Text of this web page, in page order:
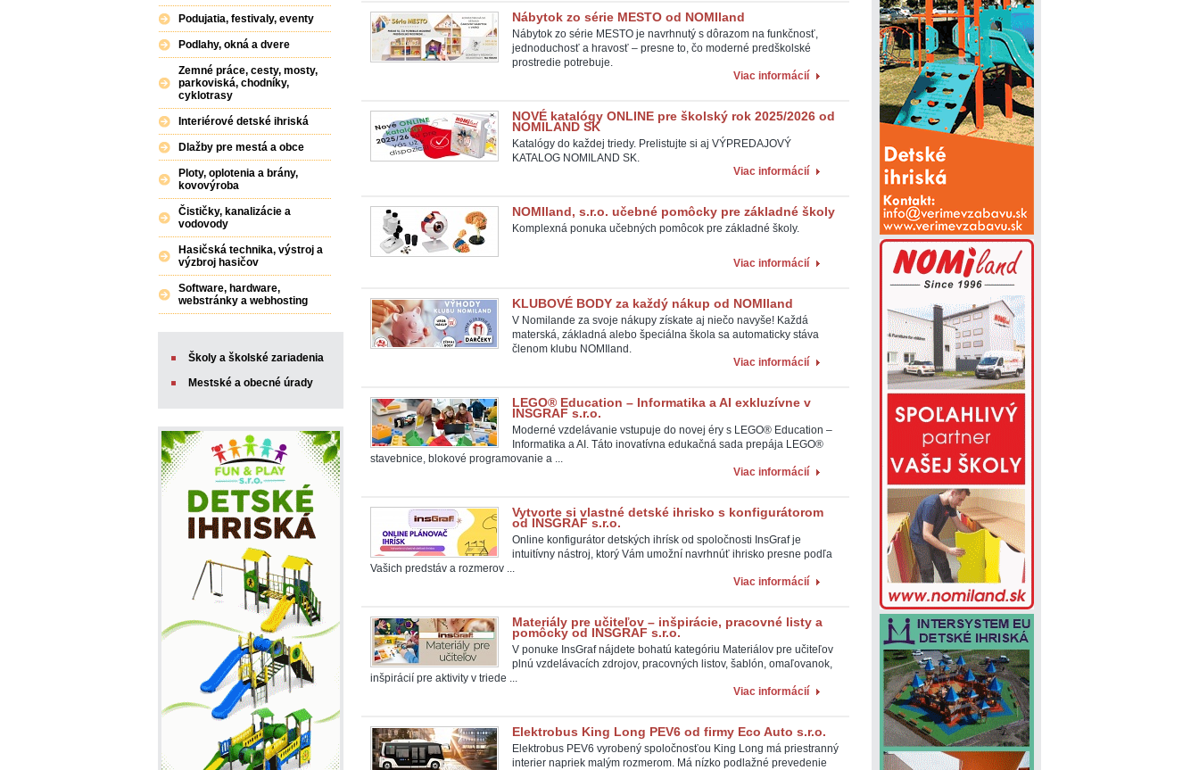
Podujatia, festivaly, eventy
Podlahy, okná a dvere
Zemné práce, cesty, mosty,
parkoviská, chodníky,
cyklotrasy
Interiérové detské ihriská
Dlažby pre mestá a obce
Ploty, oplotenia a brány,
kovovýroba
Čističky, kanalizácie a
vodovody
Hasičská technika, výstroj a
výzbroj hasičov
Software, hardware,
webstránky a webhosting
Školy a školské zariadenia
Mestské a obecné úrady
Nábytok zo série MESTO od NOMIland
Nábytok zo série MESTO je navrhnutý s dôrazom na funkčnosť,
jednoduchosť a hravosť – presne to, čo moderné predškolské
prostredie potrebuje.
Viac informácií
NOVÉ katalógy ONLINE pre školský rok 2025/2026 od
NOMILAND SK
Katalógy do každej triedy. Prelistujte si aj VÝPREDAJOVÝ
KATALOG NOMILAND SK.
Viac informácií
NOMIland, s.r.o. učebné pomôcky pre základné školy
Komplexná ponuka učebných pomôcok pre základné školy.
Viac informácií
KLUBOVÉ BODY za každý nákup od NOMIland
V Nomilande za svoje nákupy získate aj niečo navyše! Každá
materská, základná alebo špeciálna škola sa automaticky stáva
členom klubu NOMIland.
Viac informácií
LEGO® Education – Informatika a AI exkluzívne v
INSGRAF s.r.o.
Moderné vzdelávanie vstupuje do novej éry s LEGO® Education –
Informatika a AI. Táto inovatívna edukačná sada prepája LEGO®
stavebnice, blokové programovanie a ...
Viac informácií
Vytvorte si vlastné detské ihrisko s konfigurátorom
od INSGRAF s.r.o.
Online konfigurátor detských ihrísk od spoločnosti InsGraf je
intuitívny nástroj, ktorý Vám umožní navrhnúť ihrisko presne podľa
Vašich predstáv a rozmerov ...
Viac informácií
Materiály pre učiteľov – inšpirácie, pracovné listy a
pomôcky od INSGRAF s.r.o.
V ponuke InsGraf nájdete bohatú kategóriu Materiálov pre učiteľov
plnú vzdelávacích zdrojov, pracovných listov, šablón, omaľovanok,
inšpirácií pre aktivity v triede ...
Viac informácií
Elektrobus King Long PEV6 od firmy Eco Auto s.r.o.
Elektrobus PEV6 vyrobený spoločnosťou King Long má priestranný
interier napriek malým rozmerom. Má nízko podlažné prevedenie